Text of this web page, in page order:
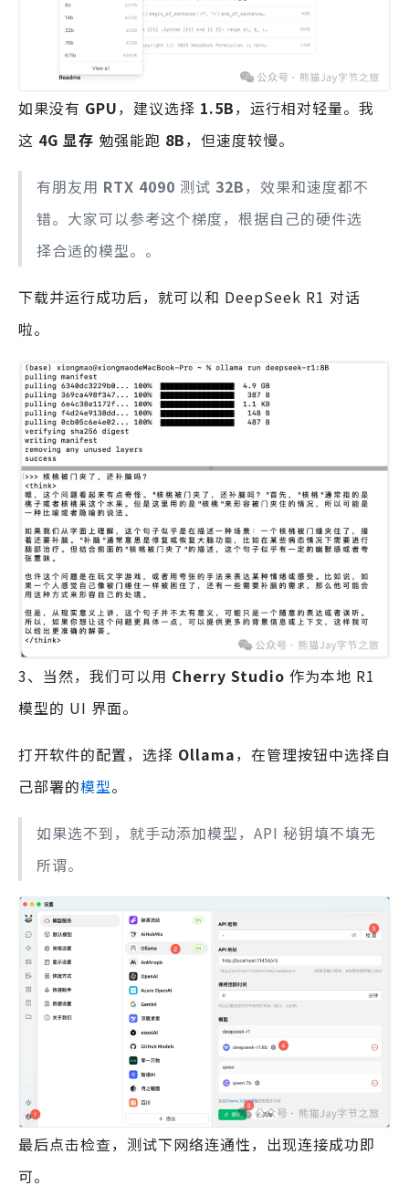
如果没有 GPU，建议选择 1.5B，运行相对轻量。我
这 4G 显存 勉强能跑 8B，但速度较慢。
有朋友用 RTX 4090 测试 32B，效果和速度都不
错。大家可以参考这个梯度，根据自己的硬件选
择合适的模型。。
下载并运行成功后，就可以和 DeepSeek R1 对话
啦。
3、当然，我们可以用 Cherry Studio 作为本地 R1
模型的 UI 界面。
打开软件的配置，选择 Ollama，在管理按钮中选择自
己部署的模型。
如果选不到，就手动添加模型，API 秘钥填不填无
所谓。
最后点击检查，测试下网络连通性，出现连接成功即
可。